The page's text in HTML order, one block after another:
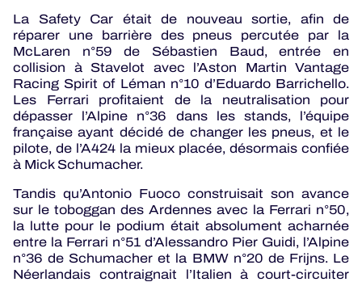
La Safety Car était de nouveau sortie, afin de
réparer une barrière des pneus percutée par la
McLaren n°59 de Sébastien Baud, entrée en
collision à Stavelot avec l’Aston Martin Vantage
Racing Spirit of Léman n°10 d’Eduardo Barrichello.
Les Ferrari profitaient de la neutralisation pour
dépasser l’Alpine n°36 dans les stands, l’équipe
française ayant décidé de changer les pneus, et le
pilote, de l’A424 la mieux placée, désormais confiée
à Mick Schumacher.
Tandis qu’Antonio Fuoco construisait son avance
sur le toboggan des Ardennes avec la Ferrari n°50,
la lutte pour le podium était absolument acharnée
entre la Ferrari n°51 d’Alessandro Pier Guidi, l’Alpine
n°36 de Schumacher et la BMW n°20 de Frijns. Le
Néerlandais contraignait l’Italien à court-circuiter